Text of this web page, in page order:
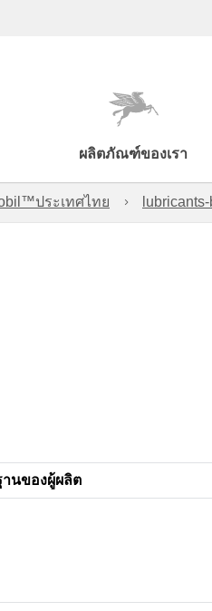
ผลิตภัณฑ์ของเรา
ประเทศไทย
นของผู้ผลิต